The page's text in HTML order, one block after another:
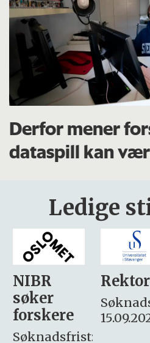
Derfor mener
dataspill kan
Ledige
Rektor
Søknadsfrist:
15.09.2026
innen